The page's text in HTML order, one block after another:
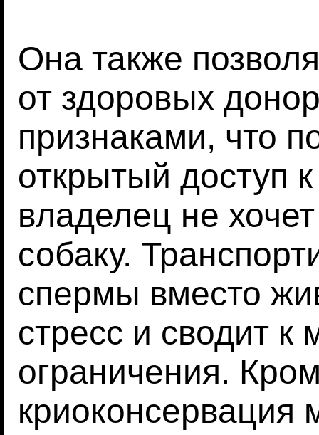
Она также
от здоровых
признаками, что
открытый доступ к
владелец не
собаку.
спермы вместо
стресс и сводит
ограничения.
криоконсервация